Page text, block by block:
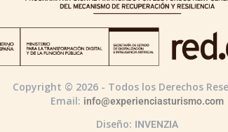
Copyright © 2026 - Todos los Derechos
Email: info@experienciasturismo.com
Diseño: INVENZIA